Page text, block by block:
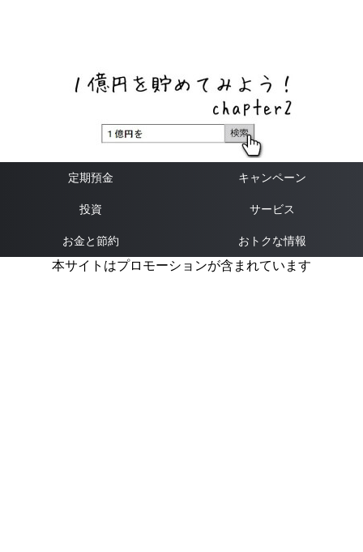
定期預金 キャンペーン
投資 サービス
お金と節約 おトクな情報
本サイトはプロモーションが含まれています